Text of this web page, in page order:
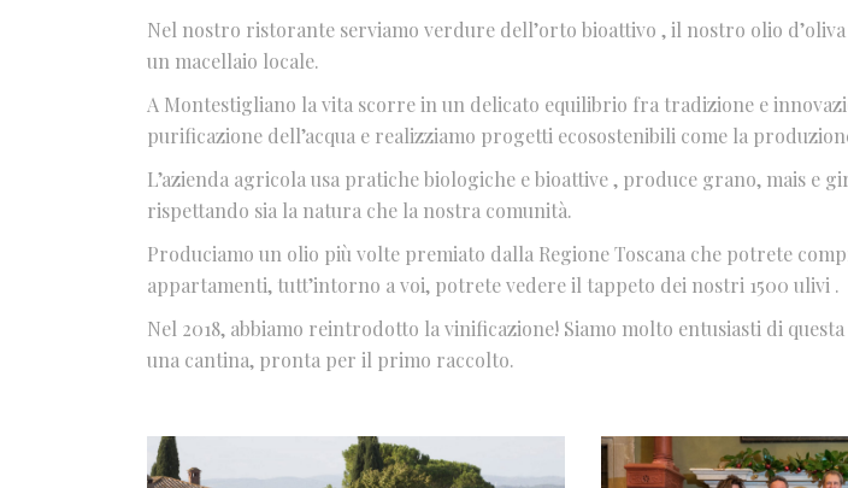
Nel nostro ristorante serviamo verdure dell’orto bioattivo , il nostro olio
un macellaio locale.
A Montestigliano la vita scorre in un delicato equilibrio fra tradizione e
purificazione dell’acqua e realizziamo progetti ecosostenibili come la
L’azienda agricola usa pratiche biologiche e bioattive , produce grano, mais e
rispettando sia la natura che la nostra comunità.
Produciamo un olio più volte premiato dalla Regione Toscana che potrete
appartamenti, tutt’intorno a voi, potrete vedere il tappeto dei nostri 1500 ulivi .
Nel 2018, abbiamo reintrodotto la vinificazione! Siamo molto entusiasti di
una cantina, pronta per il primo raccolto.